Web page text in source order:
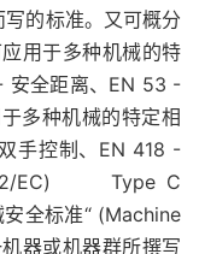
的标准。又可概分
用于多种机械的特
全距离、EN 53 -
种机械的特定相
控制、EN 418 -
EC) Type C
全标准“ (Machine
器或机器群所撰写